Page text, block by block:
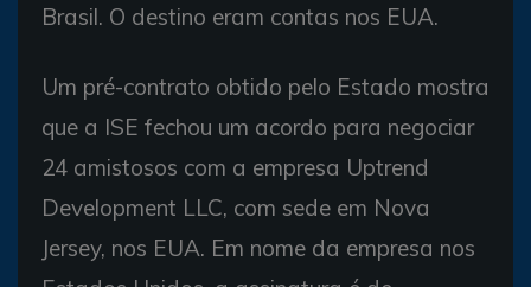
Brasil. O destino eram contas nos EUA.
Um pré-contrato obtido pelo Estado mostra
que a ISE fechou um acordo para negociar
24 amistosos com a empresa Uptrend
Development LLC, com sede em Nova
Jersey, nos EUA. Em nome da empresa nos